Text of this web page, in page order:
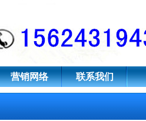
物
营销网络 联系我们